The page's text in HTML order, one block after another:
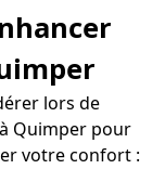
lors de
Quimper pour
votre confort :